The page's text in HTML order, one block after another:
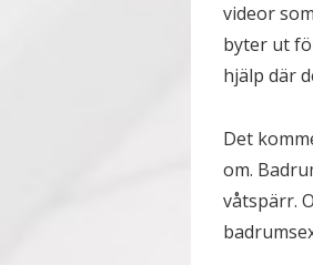
videor
byter ut
hjälp där
Det
om.
våtspärr.